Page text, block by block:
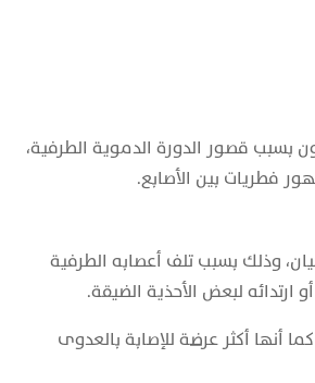
بسبب قصور الدورة الدموية الطرفية،
فطريات بين الأصابع.
وذلك بسبب تلف أعصابه الطرفية
لبعض الأحذية الضيقة.
أنها أكثر عرضة للإصابة بالعدوى